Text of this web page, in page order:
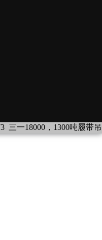
三一18000，1300吨履带吊